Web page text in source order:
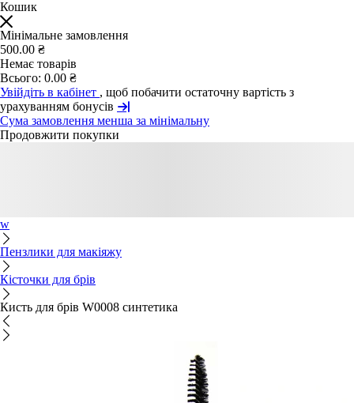
Кошик
Мінімальне замовлення
500.00 ₴
Немає товарів
Всього: 0.00 ₴
Увійдіть в кабінет , щоб побачити остаточну вартість з
урахуванням бонусів
Сума замовлення менша за мінімальну
Продовжити покупки
w
Пензлики для макіяжу
Кісточки для брів
Кисть для брів W0008 синтетика